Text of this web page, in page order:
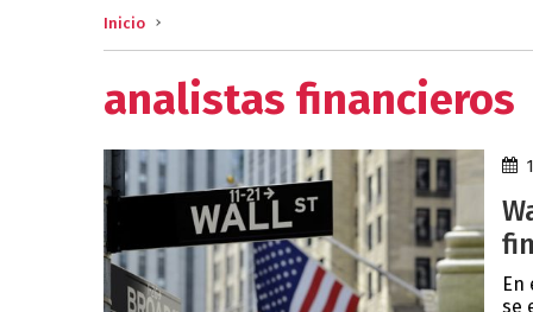
Inicio
analistas financieros
En
se